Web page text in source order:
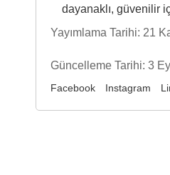
dayanaklı, güvenilir
Yayımlama Tarihi: 21
Güncelleme Tarihi: 3
Facebook Instagram